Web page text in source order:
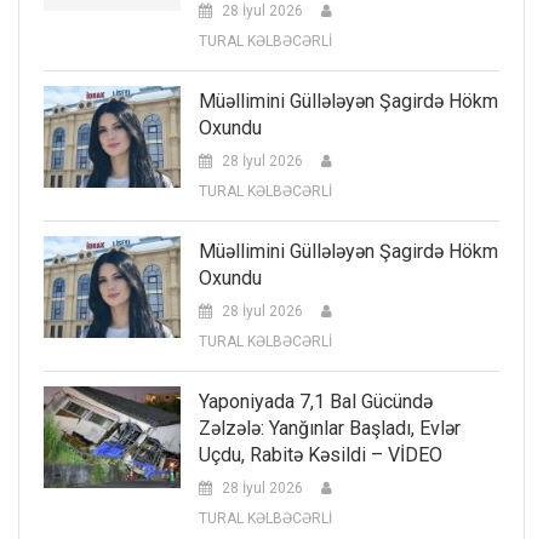
28 İyul 2026
TURAL KƏLBƏCƏRLİ
Müəllimini Güllələyən Şagirdə Hökm
Oxundu
28 İyul 2026
TURAL KƏLBƏCƏRLİ
Müəllimini Güllələyən Şagirdə Hökm
Oxundu
28 İyul 2026
TURAL KƏLBƏCƏRLİ
Yaponiyada 7,1 Bal Gücündə
Zəlzələ: Yanğınlar Başladı, Evlər
Uçdu, Rabitə Kəsildi – VİDEO
28 İyul 2026
TURAL KƏLBƏCƏRLİ